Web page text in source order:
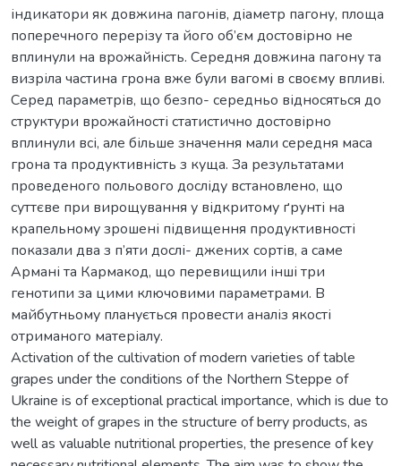
індикатори як довжина пагонів, діаметр пагону, площа
поперечного перерізу та його об’єм достовірно не
вплинули на врожайність. Середня довжина пагону та
визріла частина грона вже були вагомі в своєму впливі.
Серед параметрів, що безпо- середньо відносяться до
структури врожайності статистично достовірно
вплинули всі, але більше значення мали середня маса
грона та продуктивність з куща. За результатами
проведеного польового досліду встановлено, що
суттєве при вирощування у відкритому ґрунті на
крапельному зрошені підвищення продуктивності
показали два з п’яти дослі- джених сортів, а саме
Армані та Кармакод, що перевищили інші три
генотипи за цими ключовими параметрами. В
майбутньому планується провести аналіз якості
отриманого матеріалу.
Activation of the cultivation of modern varieties of table
grapes under the conditions of the Northern Steppe of
Ukraine is of exceptional practical importance, which is due to
the weight of grapes in the structure of berry products, as
well as valuable nutritional properties, the presence of key